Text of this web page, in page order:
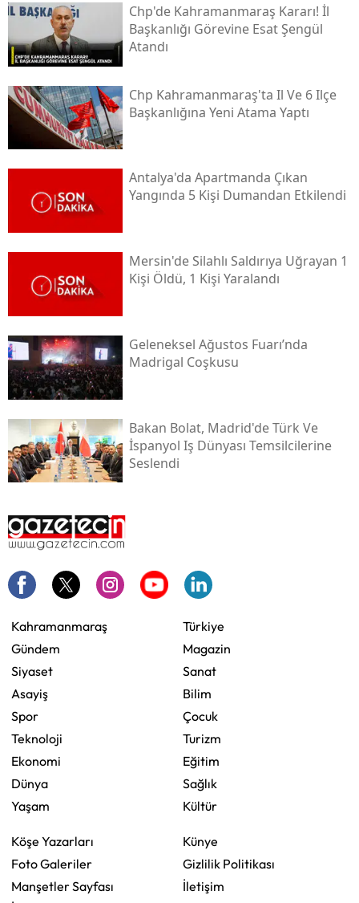
Chp'de Kahramanmaraş Kararı! İl
Başkanlığı Görevine Esat Şengül
Atandı
Chp Kahramanmaraş'ta Il Ve 6 Ilçe
Başkanlığına Yeni Atama Yaptı
Antalya'da Apartmanda Çıkan
Yangında 5 Kişi Dumandan Etkilendi
Mersin'de Silahlı Saldırıya Uğrayan 1
Kişi Öldü, 1 Kişi Yaralandı
Geleneksel Ağustos Fuarı’nda
Madrigal Coşkusu
Bakan Bolat, Madrid'de Türk Ve
İspanyol Iş Dünyası Temsilcilerine
Seslendi
Kahramanmaraş
Gündem
Siyaset
Asayiş
Spor
Teknoloji
Ekonomi
Dünya
Yaşam
Türkiye
Magazin
Sanat
Bilim
Çocuk
Turizm
Eğitim
Sağlık
Kültür
Köşe Yazarları
Foto Galeriler
Manşetler Sayfası
Künye
Gizlilik Politikası
İletişim